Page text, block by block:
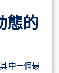
態的
中一個最